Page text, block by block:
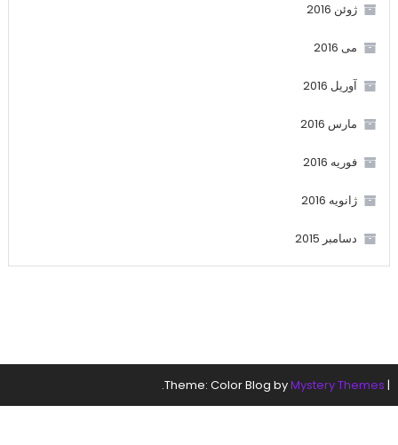
ژوئن 2016
می 2016
آوریل 2016
مارس 2016
فوریه 2016
ژانویه 2016
دسامبر 2015
|
Theme: Color Blog byMystery Themes
.